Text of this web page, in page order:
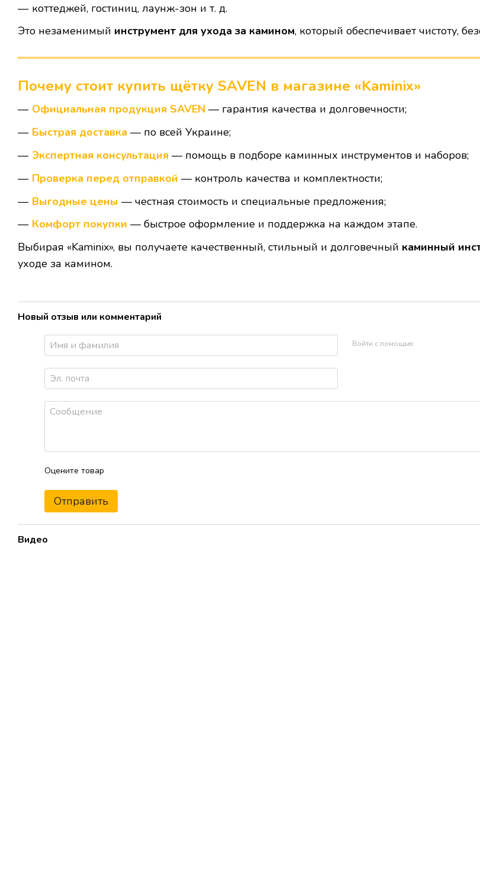
коттеджей, гостиниц, лаунж-зон и т. д.
Это незаменимый инструмент для ухода за камином, который обеспечивает чистоту,
Почему стоит купить щётку SAVEN в магазине «Kaminix»
Официальная продукция SAVEN — гарантия качества и долговечности;
Быстрая доставка — по всей Украине;
Экспертная консультация — помощь в подборе каминных инструментов и наборов;
Проверка перед отправкой — контроль качества и комплектности;
Выгодные цены — честная стоимость и специальные предложения;
Комфорт покупки — быстрое оформление и поддержка на каждом этапе.
Выбирая «Kaminix», вы получаете качественный, стильный и долговечный каминный
уходе за камином.
Новый отзыв или комментарий
Войти с помощью
Оцените товар
Отправить
Видео